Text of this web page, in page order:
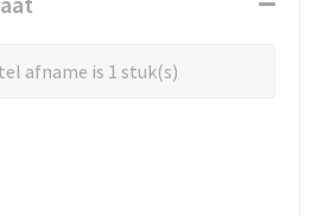
afname is 1 stuk(s)